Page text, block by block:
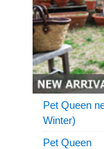
Pet Queen
Winter)
Pet Queen